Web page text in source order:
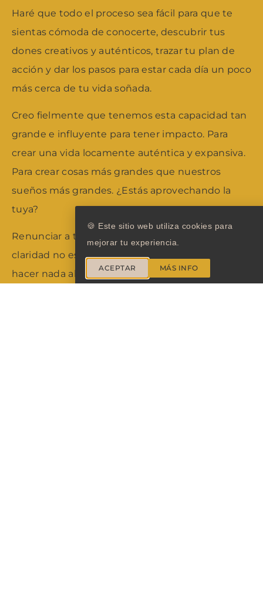
Haré que todo el proceso sea fácil para que te
sientas cómoda de conocerte, descubrir tus
dones creativos y auténticos, trazar tu plan de
acción y dar los pasos para estar cada día un poco
más cerca de tu vida soñada.
Creo fielmente que tenemos esta capacidad tan
grande e influyente para tener impacto. Para
crear una vida locamente auténtica y expansiva.
Para crear cosas más grandes que nuestros
sueños más grandes. ¿Estás aprovechando la
tuya?
Renunciar a tu poder no es cómodo, vivir sin
claridad no es cómodo. Vivir en escasez (y no
hacer nada al respecto) no es cómodo. Por eso
🍪 Este sitio web utiliza cookies para
mejorar tu experiencia.
ACEPTAR MÁS INFO